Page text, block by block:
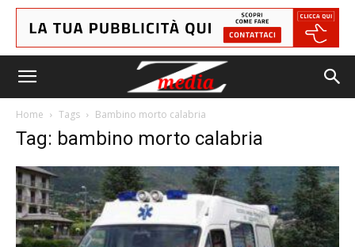
Home Tags Bambino morto calabria
Tag: bambino morto calabria